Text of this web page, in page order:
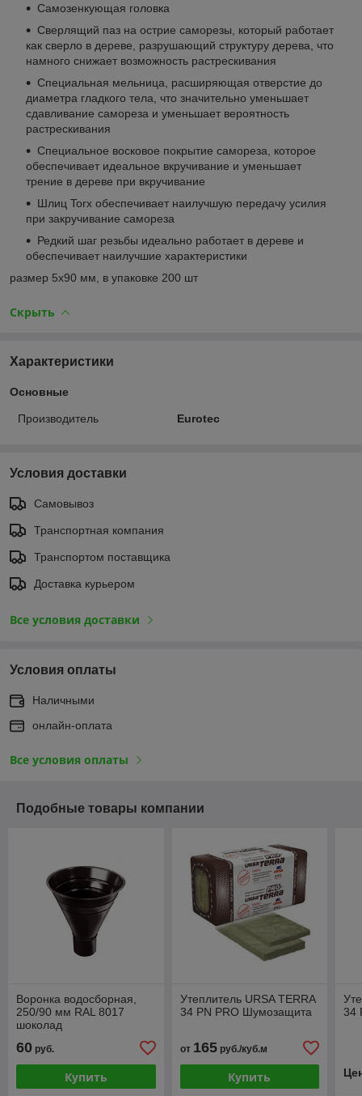
Самозенкующая головка
Сверлящий паз на острие саморезы, который работает
как сверло в дереве, разрушающий структуру дерева, что
намного снижает возможность растрескивания
Специальная мельница, расширяющая отверстие до
диаметра гладкого тела, что значительно уменьшает
сдавливание самореза и уменьшает вероятность
растрескивания
Специальное восковое покрытие самореза, которое
обеспечивает идеальное вкручивание и уменьшает
трение в дереве при вкручивание
Шлиц Torx обеспечивает наилучшую передачу усилия
при закручивание самореза
Редкий шаг резьбы идеально работает в дереве и
обеспечивает наилучшие характеристики
размер 5х90 мм, в упаковке 200 шт
Скрыть
Характеристики
Основные
Производитель Eurotec
Условия доставки
Самовывоз
Транспортная компания
Транспортом поставщика
Доставка курьером
Все условия доставки
Условия оплаты
Наличными
онлайн-оплата
Все условия оплаты
Подобные товары компании
Воронка водосборная,
250/90 мм RAL 8017
шоколад
60 руб.
Купить
Утеплитель URSA TERRA
34 PN PRO Шумозащита
от 165руб./куб.м
Купить
34